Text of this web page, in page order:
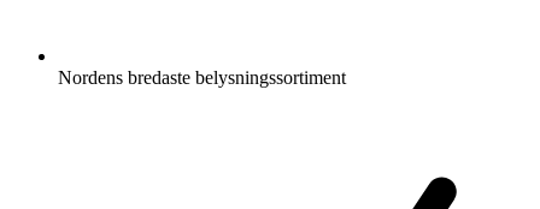
Nordens bredaste belysningssortiment